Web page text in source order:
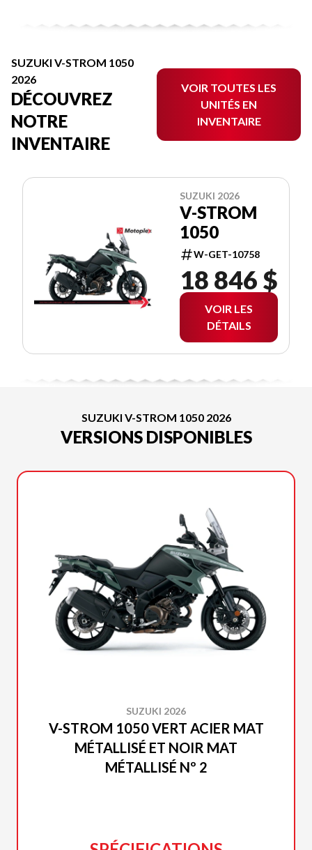
SUZUKI V-STROM 1050
2026
DÉCOUVREZ
NOTRE
INVENTAIRE
VOIR TOUTES LES
UNITÉS EN
INVENTAIRE
SUZUKI 2026
V-STROM
1050
W-GET-10758
18 846 $
VOIR LES
DÉTAILS
SUZUKI V-STROM 1050 2026
VERSIONS DISPONIBLES
SUZUKI 2026
V-STROM 1050 VERT ACIER MAT
MÉTALLISÉ ET NOIR MAT
MÉTALLISÉ Nº 2